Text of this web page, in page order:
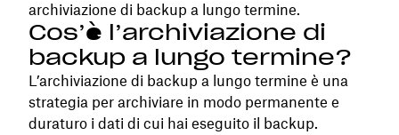
archiviazione di backup a lungo termine.
Cos’è l’archiviazione di
backup a lungo termine?
L’archiviazione di backup a lungo termine è una
strategia per archiviare in modo permanente e
duraturo i dati di cui hai eseguito il backup.